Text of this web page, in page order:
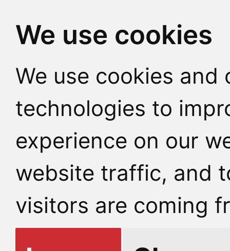
We use cookies
We use cookies
technologies to
experience on our
website traffic, and
visitors are coming